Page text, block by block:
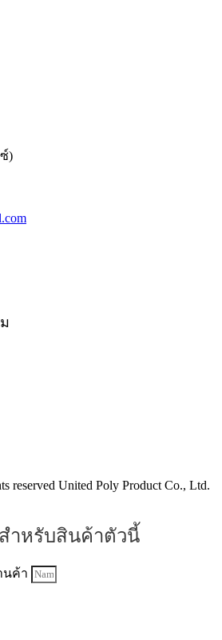
)
reserved United Poly Product Co., Ltd.
ำหรับสินค้าตัวนี้
นค้า